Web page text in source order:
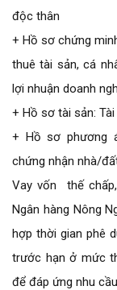
độc thân
+ Hồ sơ chứng
thuê tài sản, cá
lợi nhuận doanh
+ Hồ sơ tài sản:
+ Hồ sơ phương
chứng nhận nhà/
Vay vốn thế
Ngân hàng Nông
hợp thời gian phê
trước hạn ở mức
để đáp ứng nhu